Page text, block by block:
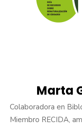
Marta
Colaboradora en
Miembro RECIDA,